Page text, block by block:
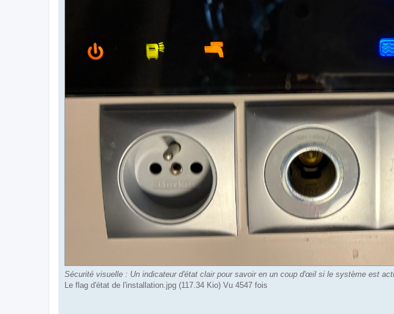
Sécurité visuelle : Un indicateur d'état clair pour savoir en un coup d'œil si le système est
Le flag d'état de l'installation.jpg (117.34 Kio) Vu 4547 fois